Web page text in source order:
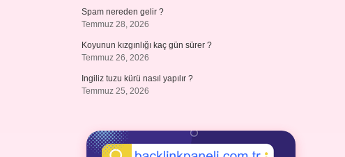
Spam nereden gelir ?
Temmuz 28, 2026
Koyunun kızgınlığı kaç gün sürer ?
Temmuz 26, 2026
Ingiliz tuzu kürü nasıl yapılır ?
Temmuz 25, 2026